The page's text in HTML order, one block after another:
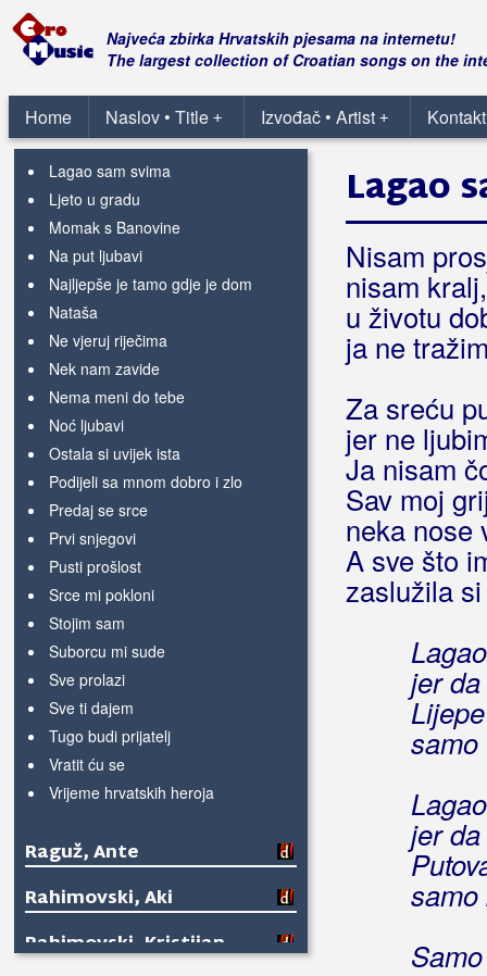
Najveća zbirka Hrvatskih pjesama na internetu!
The largest collection of Croatian songs on the
Home +
Naslov • Title +
Izvođač • Artist
Idi srećo
Ja noćas pijem
Kasno je za nas
Komšije s Banovine
Lagao sam svima
Ljeto u gradu
Momak s Banovine
Na put ljubavi
Najljepše je tamo gdje je dom
Nataša
Ne vjeruj riječima
Nek nam zavide
Nema meni do tebe
Noć ljubavi
Ostala si uvijek ista
Podijeli sa mnom dobro i zlo
Predaj se srce
Prvi snjegovi
Pusti prošlost
Srce mi pokloni
Stojim sam
Suborcu mi sude
Sve prolazi
Sve ti dajem
Tugo budi prijatelj
Vratit ću se
Vrijeme hrvatskih heroja
Raguž, Ante
Rahimovski, Aki
Rahimovski, Kristijan
Lagao
Nisam
nisam kralj,
u životu
ja ne
Za sreću
jer ne
Ja nisam
Sav moj
neka nose
A sve što
zaslužila
jer
samo
jer
samo